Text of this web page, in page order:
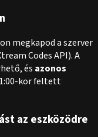
megkapod a szerver
Codes API). A
és azonos
kor feltett
az eszközödre